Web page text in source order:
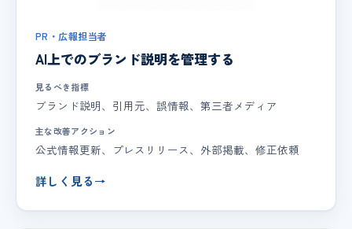
PR・広報担当者
AI上でのブランド説明を管理する
見るべき指標
ブランド説明、引用元、誤情報、第三者メディア
主な改善アクション
公式情報更新、プレスリリース、外部掲載、修正依頼
詳しく見る→